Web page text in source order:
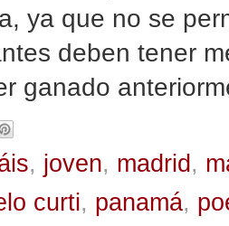
ya que no se
deben tener
ganado
, joven, madrid ,
curti, panamá,